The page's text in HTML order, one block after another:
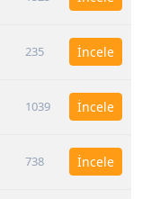
235 İncele
1039 İncele
738 İncele